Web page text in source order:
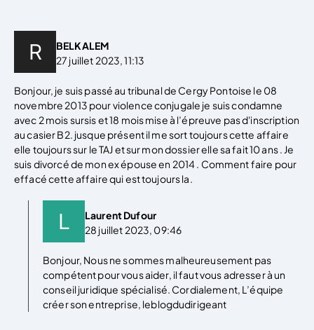
BELKALEM
27 juillet 2023, 11:13
Bonjour, je suis passé au tribunal de Cergy Pontoise le 08
novembre 2013 pour violence conjugale je suis condamne
avec 2 mois sursis et 18 mois mise à l’épreuve pas d'inscription
au casier B2. jusque présent il me sort toujours cette affaire
elle toujours sur le TAJ et sur mon dossier elle sa fait 10 ans . Je
suis divorcé de mon ex épouse en 2014 . Comment faire pour
effacé cette affaire qui est toujours la.
Laurent Dufour
28 juillet 2023, 09:46
Bonjour, Nous ne sommes malheureusement pas
compétent pour vous aider, il faut vous adresser à un
conseil juridique spécialisé. Cordialement, L’équipe
créer son entreprise, leblogdudirigeant